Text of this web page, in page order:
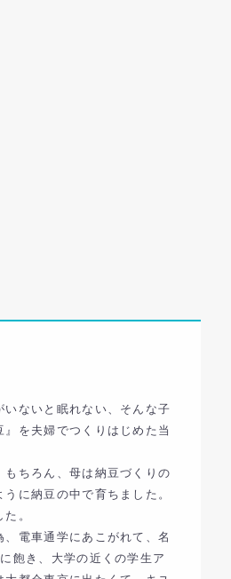
ないと眠れない、そんな子
を夫婦でつくりはじめた当
ちろん、母は納豆づくりの
に納豆の中で育ちました。
。
電車通学にあこがれて、名
飽き、大学の近くの学生ア